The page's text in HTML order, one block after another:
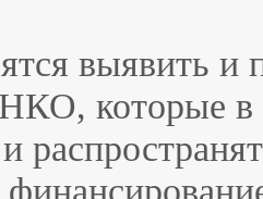
выявить и
которые в